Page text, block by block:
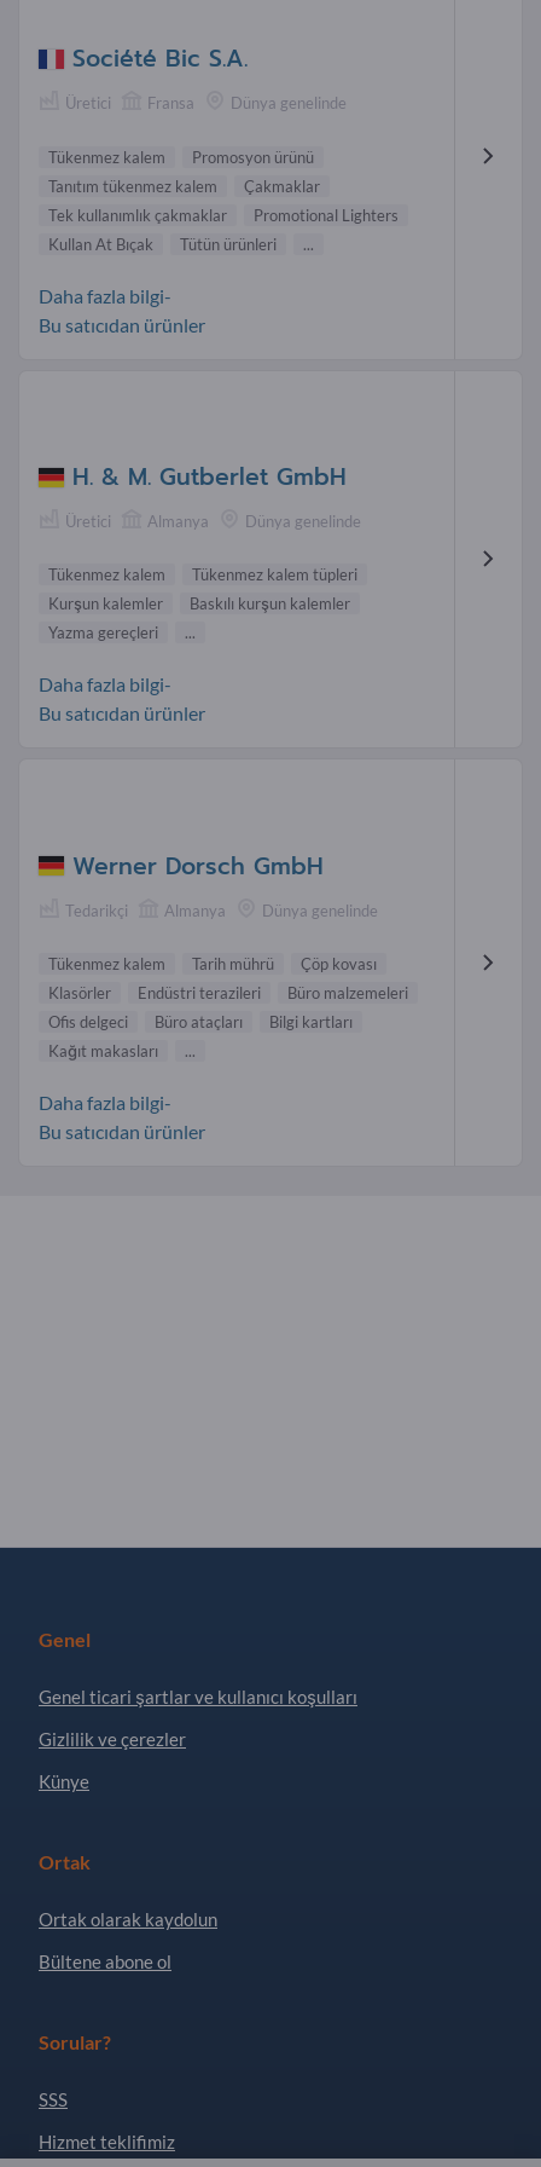
Société Bic S.A.
Üretici Fransa Dünya genelinde
Tükenmez kalem
Promosyon ürünü
Tanıtım tükenmez kalem
Çakmaklar
Tek kullanımlık çakmaklar
Promotional Lighters
Kullan At Bıçak
Tütün ürünleri ...
Daha fazla bilgi-
Bu satıcıdan ürünler
H. & M. Gutberlet GmbH
Üretici Almanya Dünya genelinde
Tükenmez kalem
Tükenmez kalem tüpleri
Kurşun kalemler
Baskılı kurşun kalemler
Yazma gereçleri
...
Daha fazla bilgi-
Bu satıcıdan ürünler
Werner Dorsch GmbH
Tedarikçi Almanya Dünya genelinde
Tükenmez kalem Tarih mührü
Çöp kovası
Klasörler
Endüstri terazileri
Büro malzemeleri
Ofis delgeci
Büro ataçları
Bilgi kartları
Kağıt makasları
...
Daha fazla bilgi-
Bu satıcıdan ürünler
Genel
Genel ticari şartlar ve kullanıcı koşulları
Gizlilik ve çerezler
Künye
Ortak
Ortak olarak kaydolun
Bültene abone ol
Sorular?
SSS
Hizmet teklifimiz